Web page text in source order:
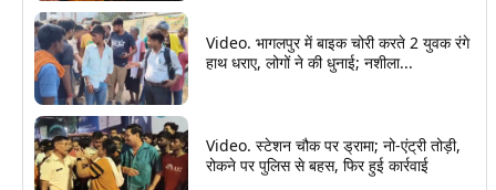
Video. भागलपुर में बाइक चोरी करते 2 युवक रंगे
हाथ धराए, लोगों ने की धुनाई; नशीला...
Video. स्टेशन चौक पर ड्रामा; नो-एंट्री तोड़ी,
रोकने पर पुलिस से बहस, फिर हुई कार्रवाई